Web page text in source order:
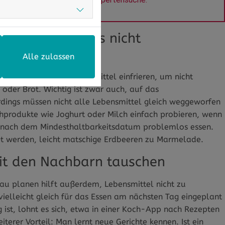
nicht
sich einige Lebensmittel einfrieren, um nicht
Brot. Wichtig ist zwar auch, auf das
müssen nicht alle Lebensmittel gleich weggeworfen
wie Joghurt oder Milch einfach probieren, wenn
dem Mindesthaltbarkeitsdatum problemlos essen.
werden, leicht matschige Erdbeeren zu Marmelade.
den Nachbarn tauschen
planen hilft außerdem, Lebensmittel nicht zu
gleich für das Essen am nächsten Tag eingeplant
lohnt es sich, etwa in einer Koch-App nach Rezepten
Vorteil: Man lernt neue Gerichte kennen. Ist ein
Alle zulassen